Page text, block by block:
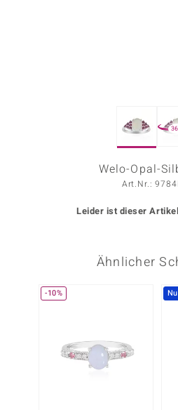
Welo-Opal-
Art.Nr.:
Leider ist dieser
Ähnlicher
-10%